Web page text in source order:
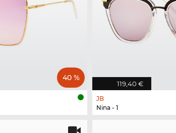
40 %
119,40 €
JB
Nina - 1